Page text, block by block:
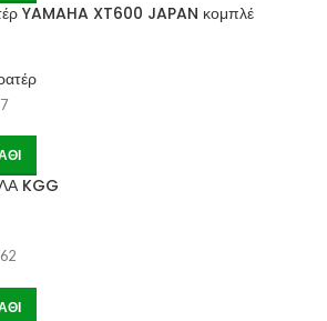
YAMAHA XT600 JAPAN κομπλέ
KGG